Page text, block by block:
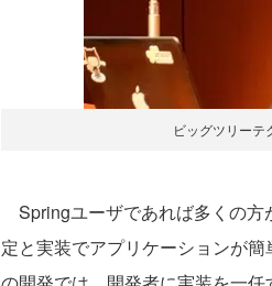
ビッグツリーテ
Springユーザであれば多くの方
定と実装でアプリケーションが